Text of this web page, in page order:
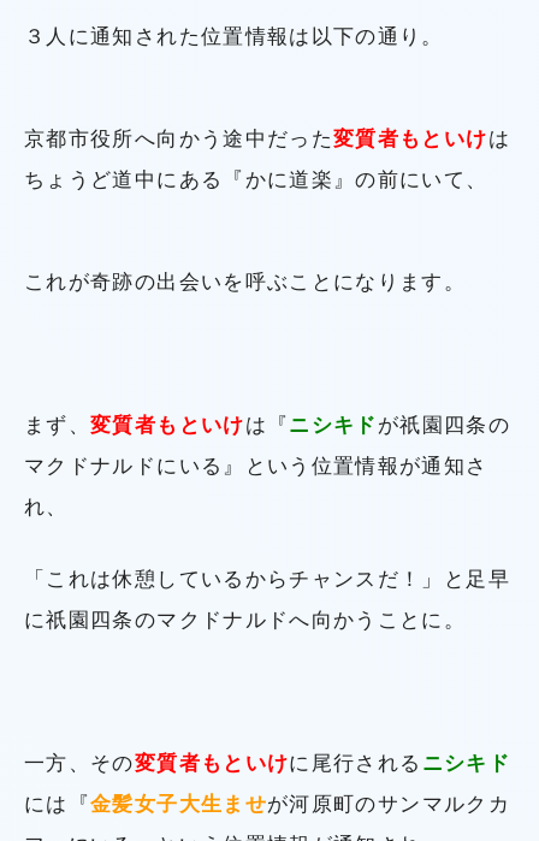
３人に通知された位置情報は以下の通り。
京都市役所へ向かう途中だった変質者もといけは
ちょうど道中にある『かに道楽』の前にいて、
これが奇跡の出会いを呼ぶことになります。
まず、変質者もといけは『 ニシキド が祇園四条の
マクドナルドにいる』という位置情報が通知さ
れ、
「これは休憩しているからチャンスだ！」と足早
に祇園四条のマクドナルドへ向かうことに。
一方、その変質者もといけに尾行される ニシキド
には『金髪女子大生ませが河原町のサンマルクカ